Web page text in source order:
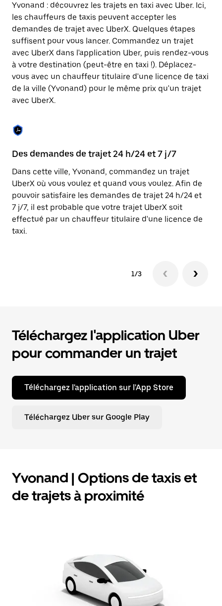
une
date.
Appuyez
sur
la
touche
Échap
pour
fermer
le
calendrier.
Yvonand : découvrez les trajets en taxi avec Uber. Ici,
les chauffeurs de taxis peuvent accepter les
demandes de trajet avec UberX. Quelques étapes
suffisent pour vous lancer. Commandez un trajet
avec UberX dans l'application Uber, puis rendez-vous
à votre destination (peut-être en taxi !). Déplacez-
vous avec un chauffeur titulaire d'une licence de taxi
de la ville (Yvonand) pour le même prix qu'un trajet
avec UberX.
Des demandes de trajet 24 h/24 et 7 j/7
Dans cette ville, Yvonand, commandez un trajet
UberX où vous voulez et quand vous voulez. Afin de
pouvoir satisfaire les demandes de trajet 24 h/24 et
7 j/7, il est probable que votre trajet UberX soit
effectué par un chauffeur titulaire d'une licence de
taxi.
1/3
Téléchargez l'application Uber
pour commander un trajet
Téléchargez l'application sur l'App Store
Téléchargez Uber sur Google Play
Yvonand | Options de taxis et
de trajets à proximité